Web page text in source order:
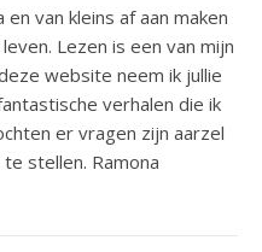
van kleins af aan maken
Lezen is een van mijn
website neem ik jullie
verhalen die ik
er vragen zijn aarzel
stellen. Ramona